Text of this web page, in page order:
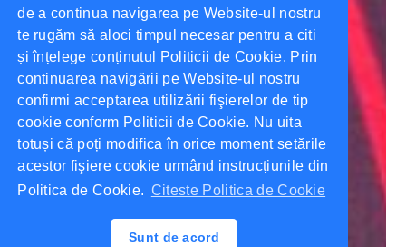
de a continua navigarea pe Website-ul nostru
te rugăm să aloci timpul necesar pentru a citi
și înțelege conținutul Politicii de Cookie. Prin
continuarea navigării pe Website-ul nostru
confirmi acceptarea utilizării fişierelor de tip
cookie conform Politicii de Cookie. Nu uita
totuși că poți modifica în orice moment setările
acestor fişiere cookie urmând instrucțiunile din
Politica de Cookie. Citeste Politica de Cookie
Sunt de acord